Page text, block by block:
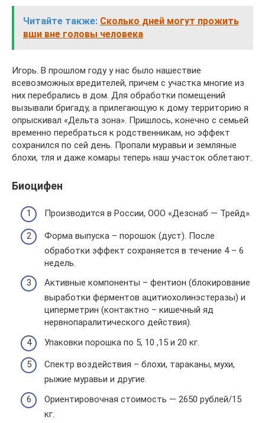
Читайте также: Сколько дней могут прожить
вши вне головы человека
Игорь. В прошлом году у нас было нашествие
всевозможных вредителей, причем с участка многие из
них перебрались в дом. Для обработки помещений
вызывали бригаду, а прилегающую к дому территорию я
опрыскивал «Дельта зона». Пришлось, конечно с семьей
временно перебраться к родственникам, но эффект
сохранился по сей день. Пропали муравьи и земляные
блохи, тля и даже комары теперь наш участок облетают.
Биоцифен
Производится в России, ООО «Дезснаб — Трейд».
Форма выпуска – порошок (дуст). После
обработки эффект сохраняется в течение 4 – 6
недель.
Активные компоненты – фентион (блокирование
выработки ферментов ацитиохолинэстеразы) и
циперметрин (контактно – кишечный яд
нервнопаралитического действия).
Упаковки порошка по 5, 10 ,15 и 20 кг.
Спектр воздействия – блохи, тараканы, мухи,
рыжие муравьи и другие.
Ориентировочная стоимость — 2650 рублей/15
кг.